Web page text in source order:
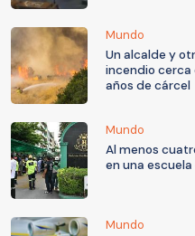
Mundo
Un alcalde y
incendio cerca
años de cárcel
Mundo
Al menos
en una
Mundo